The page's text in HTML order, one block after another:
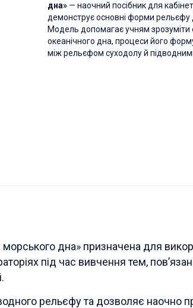
дна»— наочний посібник для
демонструє основні форми рельєфу
Модель допомагає учням зрозуміти
океанічного дна, процеси його
між рельєфом суходолу й
дна» призначена для
під час вивчення тем,
рельєфу та дозволяє наочно